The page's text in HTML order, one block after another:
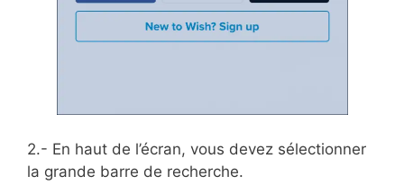
2.- En haut de l’écran, vous devez sélectionner
la grande barre de recherche.